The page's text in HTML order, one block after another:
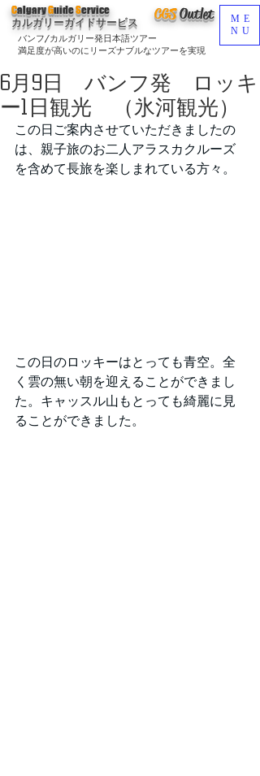
CGSOutlet
バンフ/カルガリー発日本語ツアー
満足度が高いのにリーズナブルなツアーを実現
CalgaryGuideService
カルガリーガイドサービス
ME
NU
6月9日 バンフ発 ロッキ
ー1日観光 （氷河観光）
この日ご案内させていただきましたの
は、親子旅のお二人アラスカクルーズ
を含めて長旅を楽しまれている方々。
この日のロッキーはとっても青空。全
く雲の無い朝を迎えることができまし
た。キャッスル山もとっても綺麗に見
ることができました。